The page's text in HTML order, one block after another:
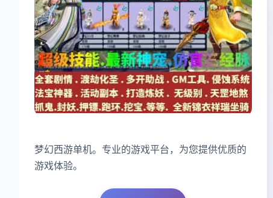
梦幻西游单机。专业的游戏平台，为您提供优质的
游戏体验。